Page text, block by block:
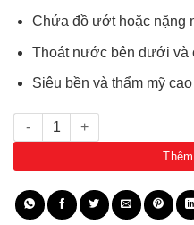
Chứa đồ ướt hoặc nặng
Thoát nước bên dưới và
Siêu bền và thẩm mỹ cao
Túi đựng đồ đa năng gắn lốp